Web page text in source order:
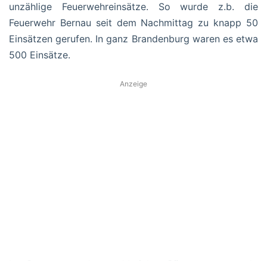
unzählige Feuerwehreinsätze. So wurde z.b. die
Feuerwehr Bernau seit dem Nachmittag zu knapp 50
Einsätzen gerufen. In ganz Brandenburg waren es etwa
500 Einsätze.
Anzeige